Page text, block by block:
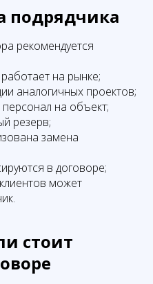
подрядчика
рекомендуется
на рынке;
аналогичных проектов;
на объект;
резерв;
замена
в договоре;
может
стоит